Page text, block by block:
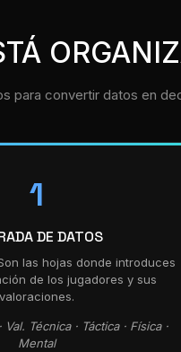
para convertir datos en
1
DE DATOS
las hojas donde introduces
de los jugadores y sus
valoraciones.
Técnica · Táctica · Física ·
Mental